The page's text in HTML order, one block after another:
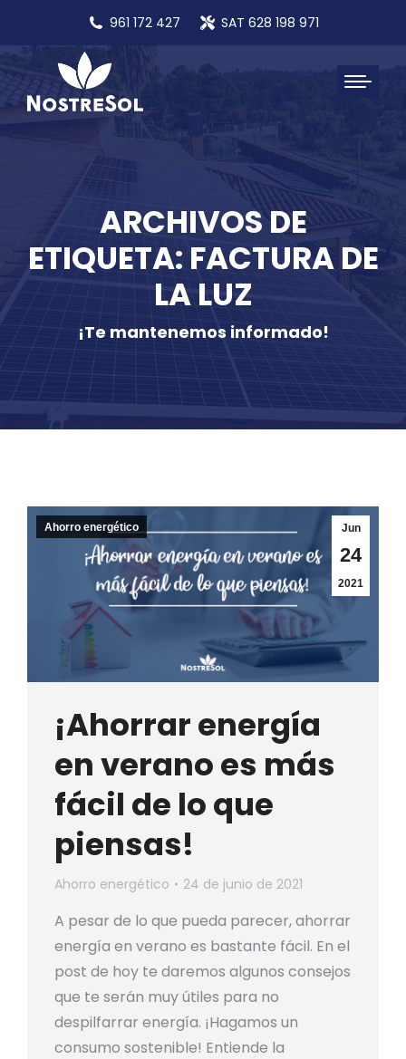
961 172 427 SAT 628 198 971
ARCHIVOS DE
ETIQUETA: FACTURA DE
LA LUZ
¡Te mantenemos informado!
Jun
24
2021
Ahorro energético
¡Ahorrar energía
en verano es más
fácil de lo que
piensas!
Ahorro energético 24 de junio de 2021
A pesar de lo que pueda parecer, ahorrar
energía en verano es bastante fácil. En el
post de hoy te daremos algunos consejos
que te serán muy útiles para no
despilfarrar energía. ¡Hagamos un
consumo sostenible! Entiende la